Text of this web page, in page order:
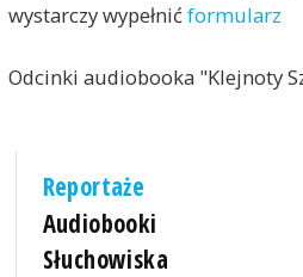
wystarczy wypełnićformularz
Odcinki audiobooka "Klejnoty
Reportaże
Audiobooki
Słuchowiska